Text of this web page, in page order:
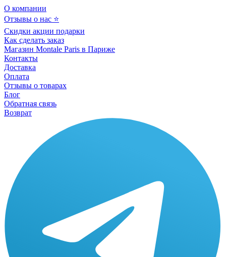
О компании
Отзывы о нас ⭐
Скидки акции подарки
Как сделать заказ
Магазин Montale Paris в Париже
Контакты
Доставка
Оплата
Отзывы о товарах
Блог
Обратная связь
Возврат